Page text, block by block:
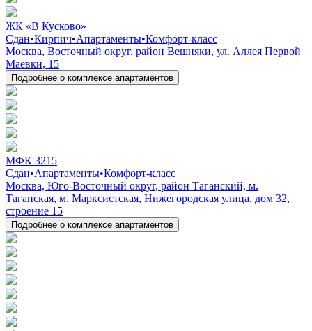
ЖК «В Кусково»
Сдан•Кирпич•Апартаменты•Комфорт-класс
Москва, Восточный округ, район Вешняки, ул. Аллея Первой
Маёвки, 15
Подробнее о комплексе апартаментов
МФК 3215
Сдан•Апартаменты•Комфорт-класс
Москва, Юго-Восточный округ, район Таганский, м.
Таганская, м. Марксистская, Нижегородская улица, дом 32,
строение 15
Подробнее о комплексе апартаментов